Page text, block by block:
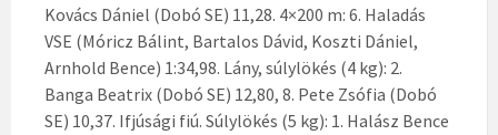
Kovács Dániel (Dobó SE) 11,28. 4×200 m: 6. Haladás
VSE (Móricz Bálint, Bartalos Dávid, Koszti Dániel,
Arnhold Bence) 1:34,98. Lány, súlylökés (4 kg): 2.
Banga Beatrix (Dobó SE) 12,80, 8. Pete Zsófia (Dobó
SE) 10,37. Ifjúsági fiú. Súlylökés (5 kg): 1. Halász Bence